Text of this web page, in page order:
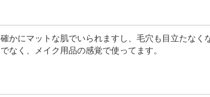
確かにマットな肌でいられますし、毛穴も目立たなく
でなく、メイク用品の感覚で使ってます。